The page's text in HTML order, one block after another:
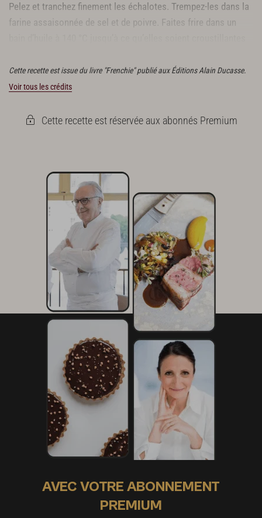
Pelez et tranchez finement les échalotes. Trempez-les dans la
farine assaisonnée de sel et de poivre. Faites frire dans un
Cette recette est issue du livre "Frenchie" publié aux Éditions Alain Ducasse.
Voir tous les crédits
Cette recette est réservée aux abonnés Premium
AVEC VOTRE ABONNEMENT
PREMIUM